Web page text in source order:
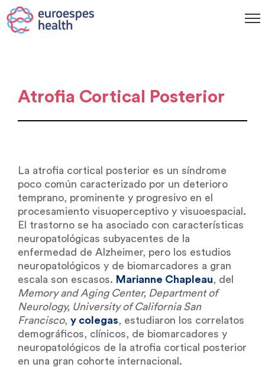
Atrofia Cortical Posterior
La atrofia cortical posterior es un síndrome
poco común caracterizado por un deterioro
temprano, prominente y progresivo en el
procesamiento visuoperceptivo y visuoespacial.
El trastorno se ha asociado con características
neuropatológicas subyacentes de la
enfermedad de Alzheimer, pero los estudios
neuropatológicos y de biomarcadores a gran
escala son escasos. Marianne Chapleau, del
Memory and Aging Center, Department of
Neurology, University of California San
Francisco, y colegas, estudiaron los correlatos
demográficos, clínicos, de biomarcadores y
neuropatológicos de la atrofia cortical posterior
en una gran cohorte internacional.